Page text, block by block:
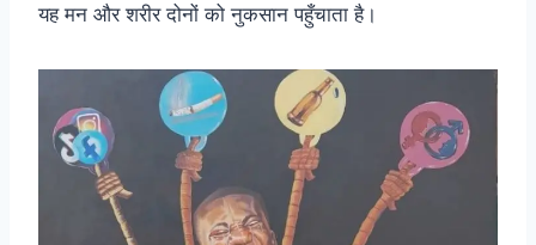
यह मन और शरीर दोनों को नुकसान पहुँचाता है।